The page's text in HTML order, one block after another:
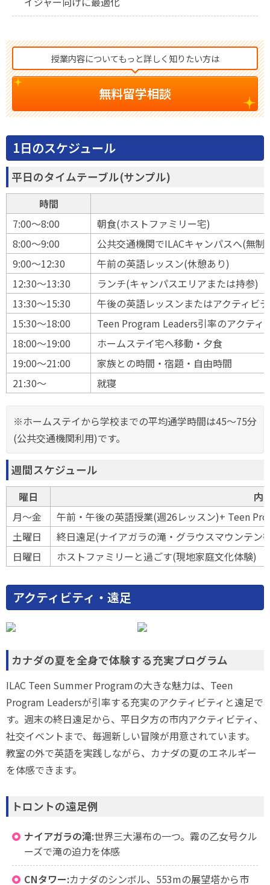
授業内容についてもっと詳しく知りたい方は
無料留学相談
1日のスケジュール
平日のタイムテーブル(サンプル)
時間
7:00〜8:00
朝食(ホストファミリー宅)
8:00〜9:00
公共交通機関でILACキャンパスへ(無
9:00〜12:30
午前の英語レッスン(休憩あり)
12:30〜13:30
ランチ(キャンパスエリアまたは持参)
13:30〜15:30
午後の英語レッスンまたはアクティビ
15:30〜18:00
Teen Program Leaders引率のアクティ
18:00〜19:00
ホームステイ宅へ移動・夕食
19:00〜21:00
家族との時間・宿題・自由時間
21:30〜
就寝
※ホームステイから学校までの平均通学時間は45〜75分
(公共交通機関利用)です。
週間スケジュール
曜日
内
月〜金
午前・午後の英語授業(週26レッスン)+ Teen
土曜日
終日遠足(ナイアガラの滝・グラウスマウンテン
日曜日
ホストファミリーと過ごす(現地家庭文化体験)
アクティビティ・遠足
カナダの夏を全身で体験する充実プログラム
ILAC Teen Summer Programの大きな魅力は、Teen
Program Leadersが引率する充実のアクティビティと遠足で
す。週末の終日遠足から、平日夕方の市内アクティビティ、
社交イベントまで、毎週新しい冒険が用意されています。
教室の外で英語を実践しながら、カナダの夏のエネルギー
を体感できます。
トロントの遠足例
ナイアガラの滝:世界三大瀑布の一つ。霧の乙女号クル
ーズで滝の迫力を体感
CNタワー:カナダのシンボル、553mの展望塔から市